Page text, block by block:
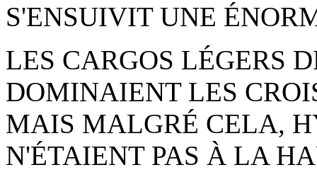
S'ENSUIVIT UNE
LES CARGOS LÉGERS
DOMINAIENT LES
MAIS MALGRÉ CELA,
N'ÉTAIENT PAS À LA